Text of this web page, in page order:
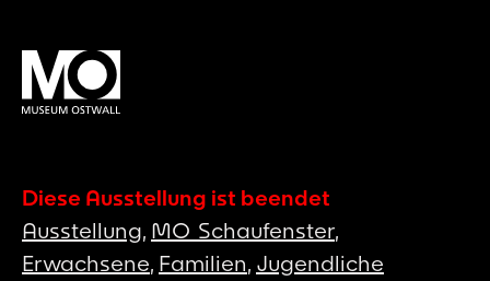
Diese Ausstellung ist beendet
Ausstellung, MO_Schaufenster,
Erwachsene, Familien, Jugendliche